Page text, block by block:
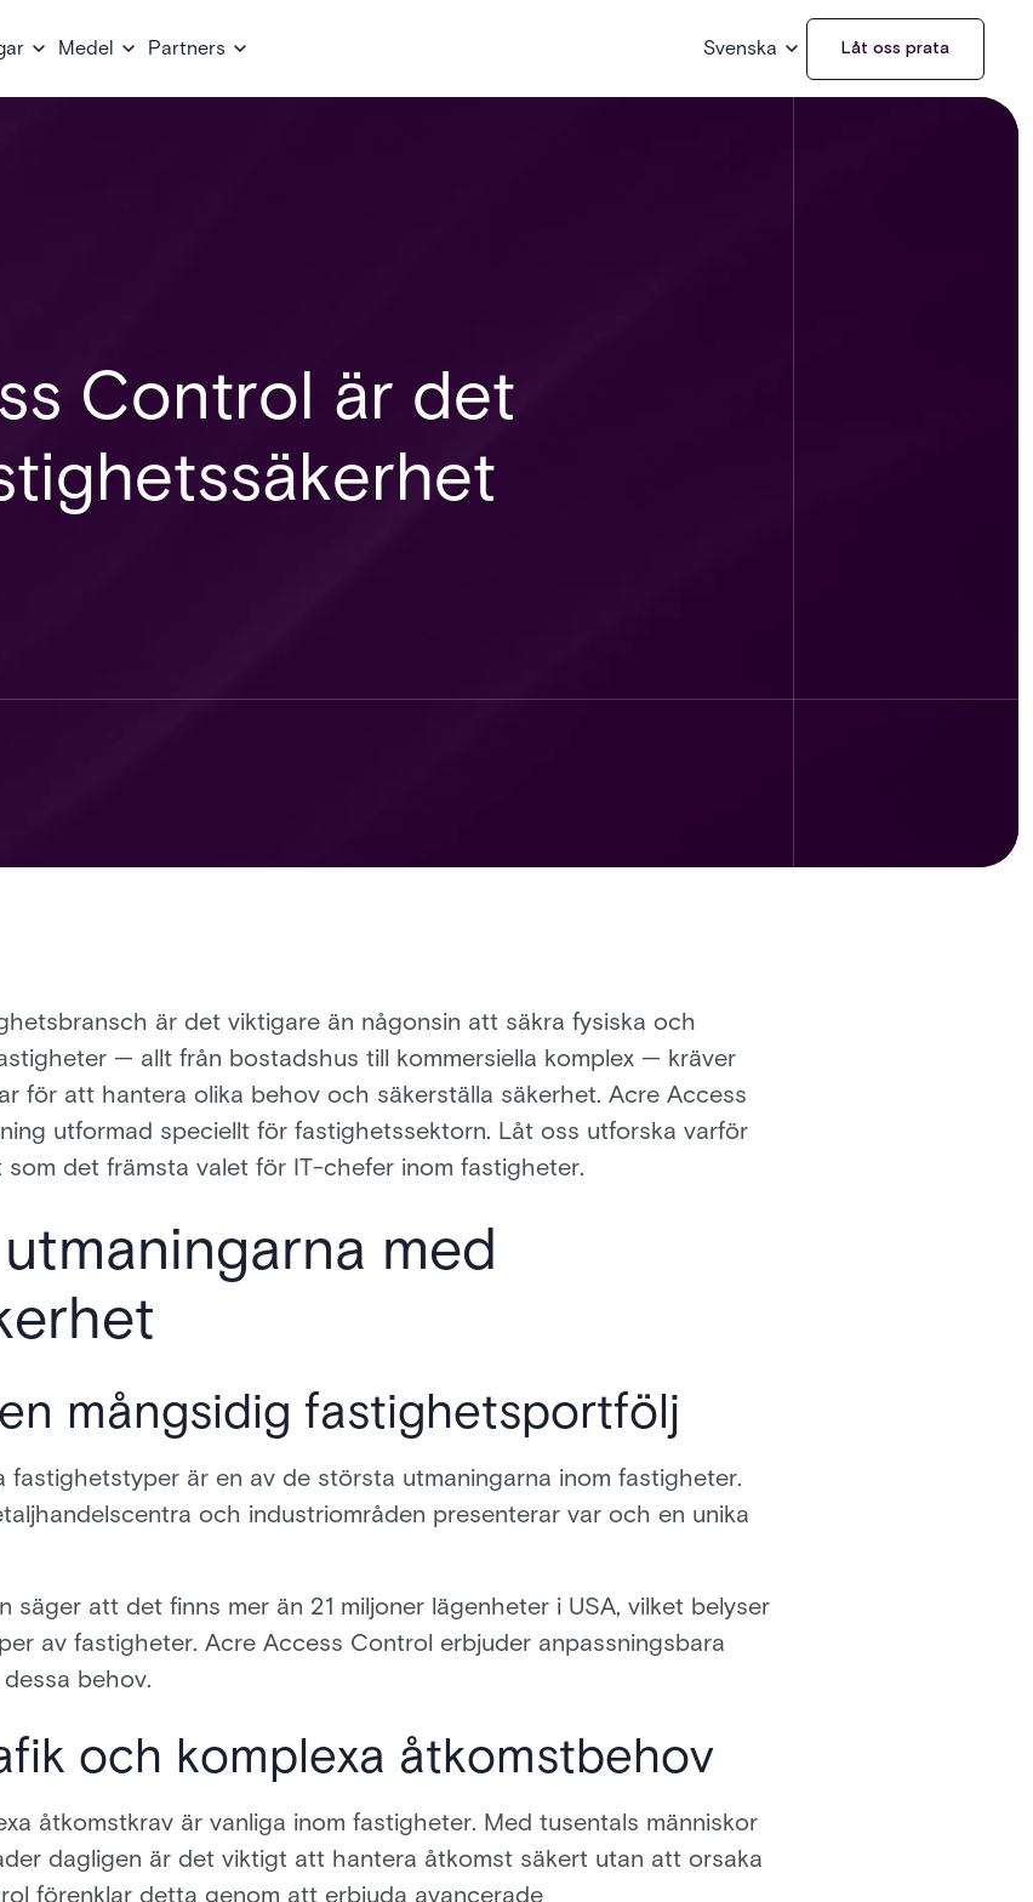
Medel Partners Svenska Låt oss prata
Control är det
är det viktigare än någonsin att säkra fysiska och
— allt från bostadshus till kommersiella komplex — kräver
för att hantera olika behov och säkerställa säkerhet. Acre Access
utformad speciellt för fastighetssektorn. Låt oss utforska varför
det främsta valet för IT-chefer inom fastigheter.
med
mångsidig fastighetsportfölj
är en av de största utmaningarna inom fastigheter.
och industriområden presenterar var och en unika
säger att det finns mer än 21 miljoner lägenheter i USA, vilket belyser
av fastigheter. Acre Access Control erbjuder anpassningsbara
behov.
och komplexa åtkomstbehov
åtkomstkrav är vanliga inom fastigheter. Med tusentals människor
dagligen är det viktigt att hantera åtkomst säkert utan att orsaka
förenklar detta genom att erbjuda avancerade